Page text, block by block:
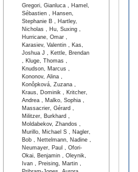
Gregori, Gianluca , Hamel,
Sébastien , Hansen,
Stephanie B , Hartley,
Nicholas , Hu, Suxing ,
Hurricane, Omar ,
Karasiev, Valentin , Kas,
Joshua J , Kettle, Brendan
, Kluge, Thomas ,
Knudson, Marcus ,
Kononov, Alina ,
Konôpková, Zuzana ,
Kraus, Dominik , Kritcher,
Andrea , Malko, Sophia ,
Massacrier, Gérard ,
Militzer, Burkhard ,
Moldabekov, Zhandos ,
Murillo, Michael S , Nagler,
Bob , Nettelmann, Nadine ,
Neumayer, Paul , Ofori-
Okai, Benjamin , Oleynik,
Ivan , Preising, Martin ,